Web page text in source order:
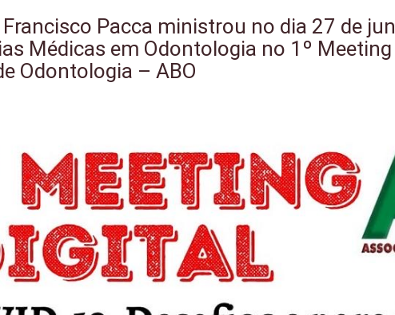
Francisco Pacca ministrou no dia 27 de
Médicas em Odontologia no 1º
Odontologia – ABO